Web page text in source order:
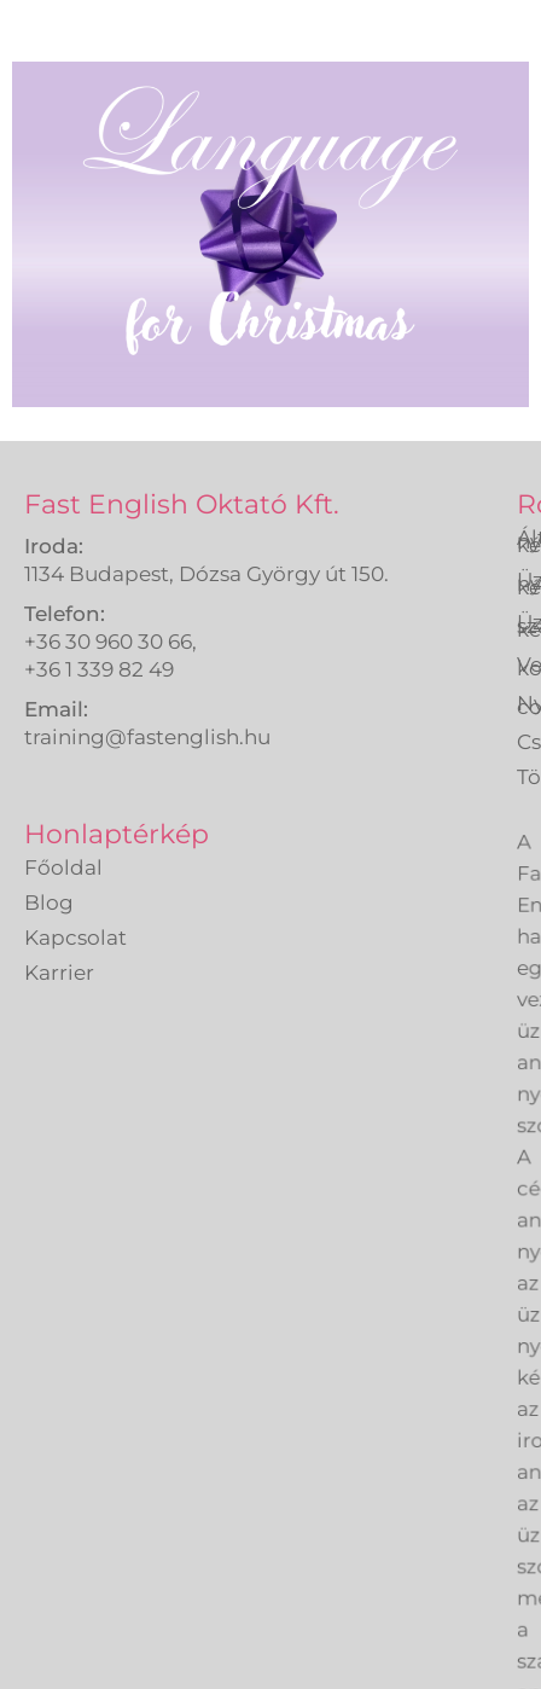
Fast English Oktató Kft.
Iroda:
1134 Budapest, Dózsa György út 150.
Telefon:
+36 30 960 30 66,
+36 1 339 82 49
Email:
training@fastenglish.hu
Honlaptérkép
Főoldal
Blog
Kapcsolat
Karrier
A
az
az
az
a